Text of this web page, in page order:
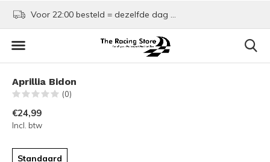
Voor 22:00 besteld = dezelfde dag verzonden!
Aprillia Bidon
(0)
€24,99
Incl. btw
Standaard